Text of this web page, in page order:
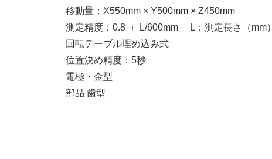
移動量：X550mm × Y500mm × Z450mm
測定精度：0.8 ＋ L/600mm L：測定長さ（mm）
回転テーブル埋め込み式
位置決め精度：5秒
電極・金型
部品 歯型